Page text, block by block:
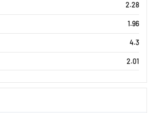
2.28
1.96
4.3
2.01